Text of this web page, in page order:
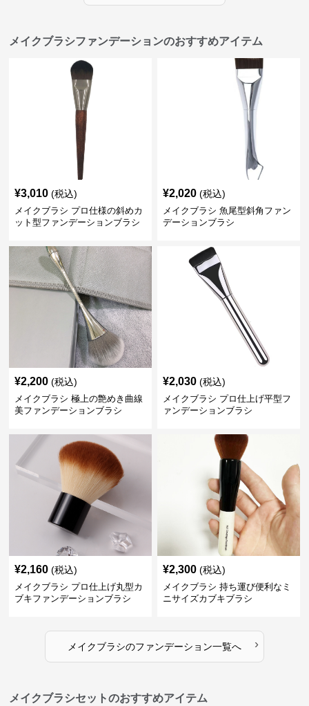
メイクブラシファンデーションのおすすめアイテム
¥3,010 (税込)
メイクブラシ プロ仕様の斜めカ
ット型ファンデーションブラシ
¥2,020 (税込)
メイクブラシ 魚尾型斜角ファン
デーションブラシ
¥2,200 (税込)
メイクブラシ 極上の艶めき曲線
美ファンデーションブラシ
¥2,030 (税込)
メイクブラシ プロ仕上げ平型フ
ァンデーションブラシ
¥2,160 (税込)
メイクブラシ プロ仕上げ丸型カ
ブキファンデーションブラシ
¥2,300 (税込)
メイクブラシ 持ち運び便利なミ
ニサイズカブキブラシ
メイクブラシのファンデーション一覧へ ›
メイクブラシセットのおすすめアイテム